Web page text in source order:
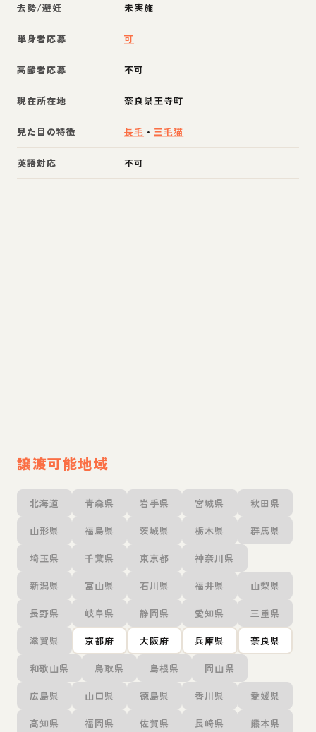
去勢/避妊 未実施
単身者応募 可
高齢者応募 不可
現在所在地 奈良県王寺町
見た目の特徴 長毛 ・三毛猫
英語対応 不可
譲渡可能地域
北海道 青森県 岩手県 宮城県 秋田県
山形県 福島県 茨城県 栃木県 群馬県
埼玉県 千葉県 東京都 神奈川県
新潟県 富山県 石川県 福井県 山梨県
長野県 岐阜県 静岡県 愛知県 三重県
滋賀県 京都府 大阪府 兵庫県 奈良県
和歌山県 鳥取県 島根県 岡山県
広島県 山口県 徳島県 香川県 愛媛県
高知県 福岡県 佐賀県 長崎県 熊本県